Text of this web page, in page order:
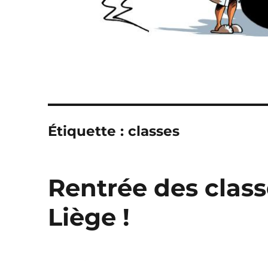
Étiquette :classes
Rentrée des
Liège !